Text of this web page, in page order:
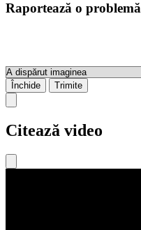
Raportează o problemă
Închide Trimite
Citează video